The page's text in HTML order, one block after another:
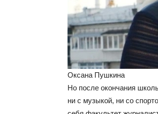
Оксана Пушкина
Но после окончания
ни с музыкой, ни со